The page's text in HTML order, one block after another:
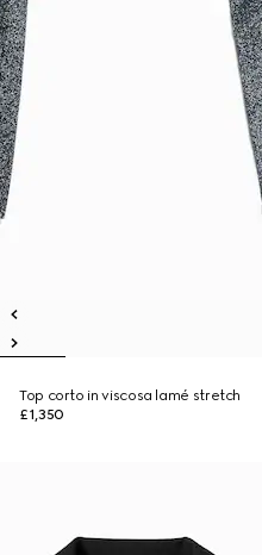
Top corto in viscosa lamé stretch
£1,350